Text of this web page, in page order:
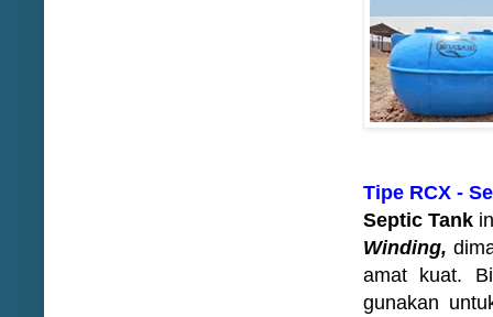
Tipe RCX -
Septic Tank
Winding,
amat kuat.
gunakan